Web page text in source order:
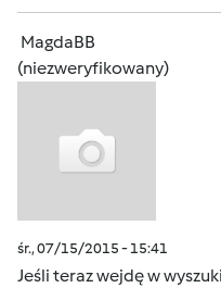
MagdaBB
(niezweryfikowany)
śr., 07/15/2015 - 15:41
Jeśli teraz wejdę w